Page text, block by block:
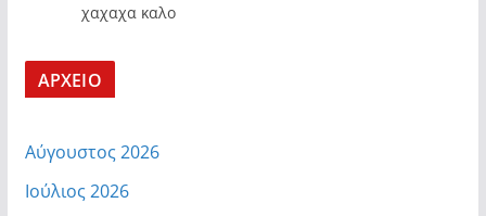
χαχαχα καλο
ΑΡΧΕΙΟ
Αύγουστος 2026
Ιούλιος 2026